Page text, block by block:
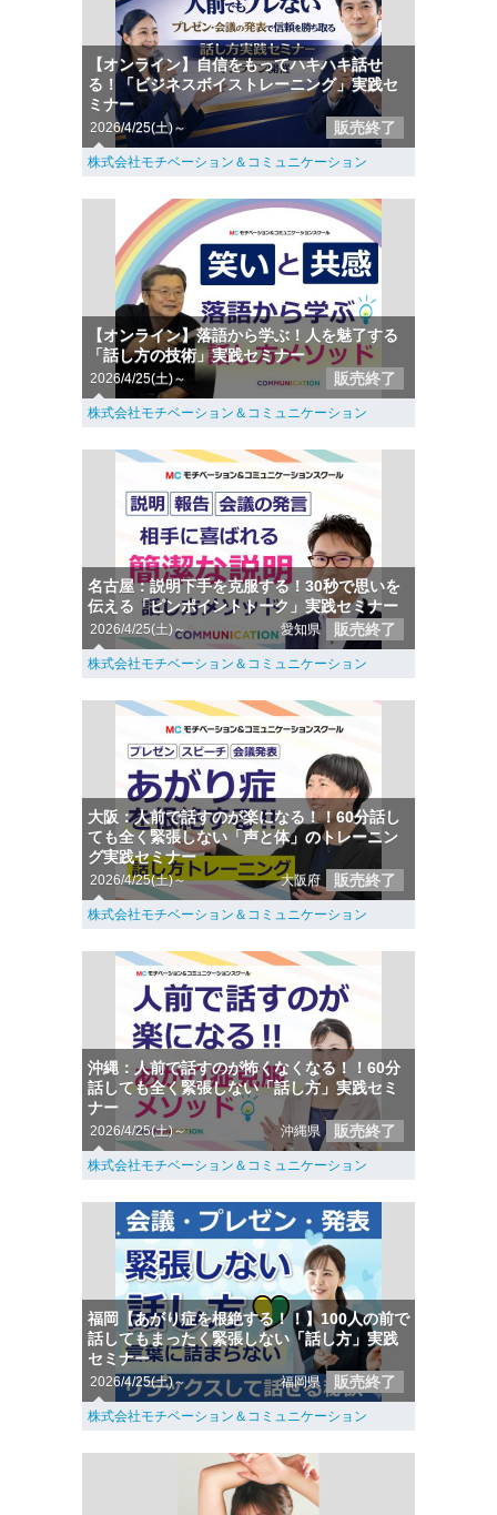
【オンライン】自信をもってハキハキ話せ
る！「ビジネスボイストレーニング」実践セ
ミナー
2026/4/25(土)～ 販売終了
株式会社モチベーション＆コミュニケーション
【オンライン】落語から学ぶ！人を魅了する
「話し方の技術」実践セミナー
2026/4/25(土)～ 販売終了
株式会社モチベーション＆コミュニケーション
名古屋：説明下手を克服する！30秒で思いを
伝える「ピンポイントトーク」実践セミナー
2026/4/25(土)～ 愛知県 販売終了
株式会社モチベーション＆コミュニケーション
大阪：人前で話すのが楽になる！！60分話し
ても全く緊張しない「声と体」のトレーニン
グ実践セミナー
2026/4/25(土)～ 大阪府 販売終了
株式会社モチベーション＆コミュニケーション
沖縄：人前で話すのが怖くなくなる！！60分
話しても全く緊張しない「話し方」実践セミ
ナー
2026/4/25(土)～ 沖縄県 販売終了
株式会社モチベーション＆コミュニケーション
福岡【あがり症を根絶する！！】100人の前で
話してもまったく緊張しない「話し方」実践
セミナー
2026/4/25(土)～ 福岡県 販売終了
株式会社モチベーション＆コミュニケーション